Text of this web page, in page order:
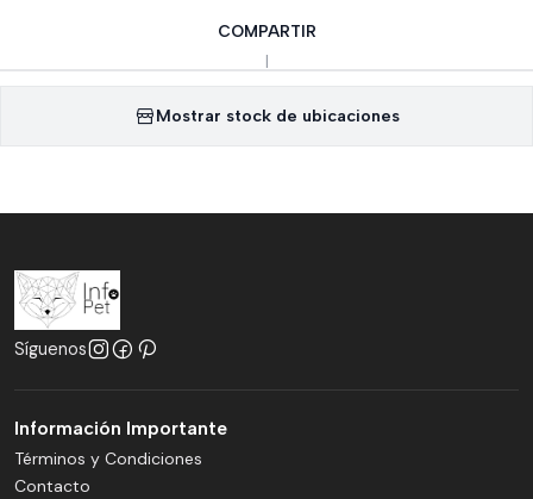
COMPARTIR
|
Mostrar stock de ubicaciones
Síguenos
Información Importante
Términos y Condiciones
Contacto